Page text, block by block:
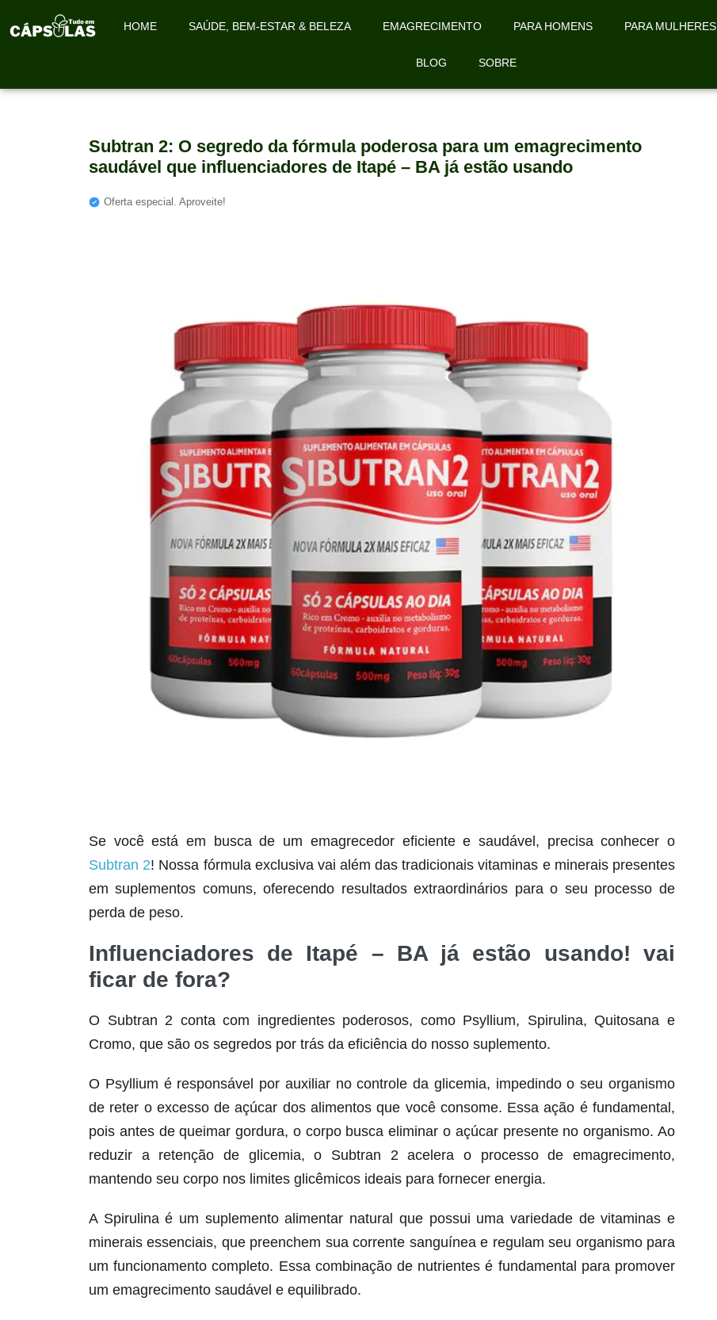
HOME SAÚDE, BEM-ESTAR & BELEZA EMAGRECIMENTO PARA HOMENS PARA MULHERES
BLOG SOBRE
Subtran 2: O segredo da fórmula poderosa para um emagrecimento
saudável que influenciadores de Itapé – BA já estão usando
Oferta especial. Aproveite!
Se você está em busca de um emagrecedor eficiente e saudável, precisa conhecer o
Subtran 2! Nossa fórmula exclusiva vai além das tradicionais vitaminas e minerais presentes
em suplementos comuns, oferecendo resultados extraordinários para o seu processo de
perda de peso.
Influenciadores de Itapé – BA já estão usando! vai
ficar de fora?
O Subtran 2 conta com ingredientes poderosos, como Psyllium, Spirulina, Quitosana e
Cromo, que são os segredos por trás da eficiência do nosso suplemento.
O Psyllium é responsável por auxiliar no controle da glicemia, impedindo o seu organismo
de reter o excesso de açúcar dos alimentos que você consome. Essa ação é fundamental,
pois antes de queimar gordura, o corpo busca eliminar o açúcar presente no organismo. Ao
reduzir a retenção de glicemia, o Subtran 2 acelera o processo de emagrecimento,
mantendo seu corpo nos limites glicêmicos ideais para fornecer energia.
A Spirulina é um suplemento alimentar natural que possui uma variedade de vitaminas e
minerais essenciais, que preenchem sua corrente sanguínea e regulam seu organismo para
um funcionamento completo. Essa combinação de nutrientes é fundamental para promover
um emagrecimento saudável e equilibrado.
Seca Já Detox – O Fim da gordura
localizada
Apenas 12x de R$19,78
Ver detalhes
Seca Já Detox – O Fim da gordura
localizada
Ver detalhes